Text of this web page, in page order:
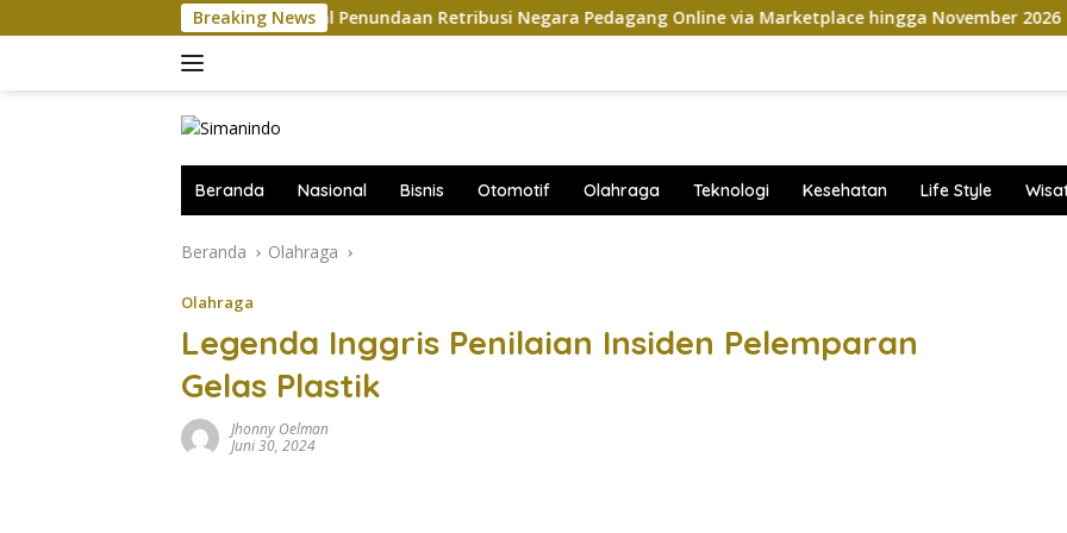
ke
Breaking News
Penjelasan DJP soal Penundaan Retribusi Negara Pedagang Online via Marketplace hingga November 2026 Jetour
Beranda Nasional Bisnis Otomotif Olahraga Teknologi Kesehatan Life Style
Beranda Olahraga
Olahraga
Legenda Inggris Penilaian Insiden Pelemparan
Gelas Plastik
Jhonny Oelman
Juni 30, 2024